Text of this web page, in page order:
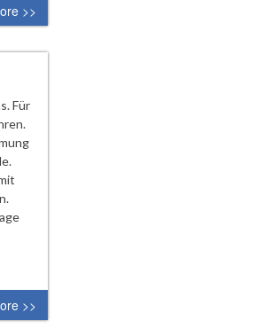
>>
Für
>>